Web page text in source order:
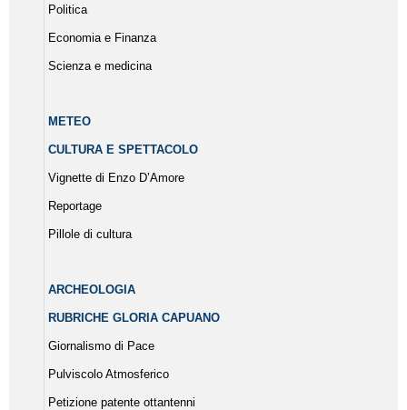
Politica
Economia e Finanza
Scienza e medicina
METEO
CULTURA E SPETTACOLO
Vignette di Enzo D’Amore
Reportage
Pillole di cultura
ARCHEOLOGIA
RUBRICHE GLORIA CAPUANO
Giornalismo di Pace
Pulviscolo Atmosferico
Petizione patente ottantenni